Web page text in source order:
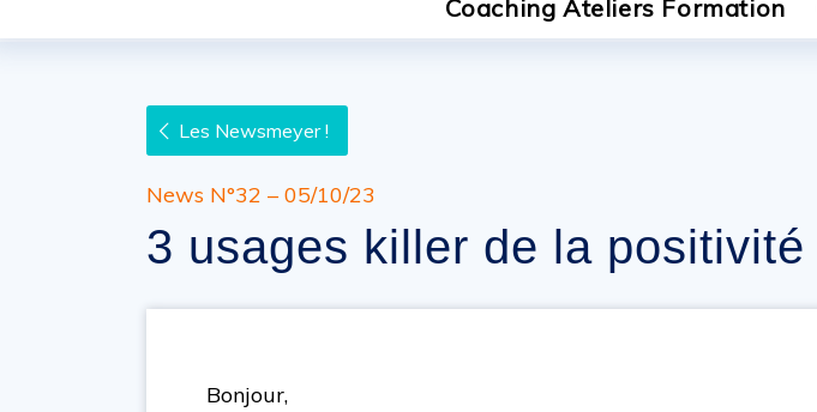
Coaching Ateliers Formation
Les Newsmeyer !
News N°32 – 05/10/23
3 usages killer de la
Bonjour,